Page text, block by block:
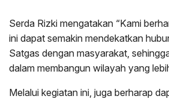
Serda Rizki mengatakan “Kami
ini dapat semakin mendekatkan
Satgas dengan masyarakat,
dalam membangun wilayah yang
Melalui kegiatan ini, juga berharap